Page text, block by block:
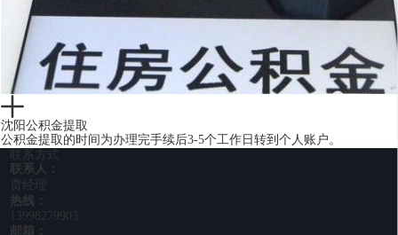
沈阳公积金提取
公积金提取的时间为办理完手续后3-5个工作日转到个人账户。
联系方式
联系人：
贾经理
热线：
13998279903
邮箱：